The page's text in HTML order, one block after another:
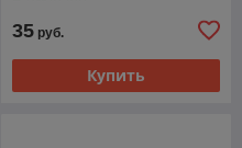
35 руб.
Купить